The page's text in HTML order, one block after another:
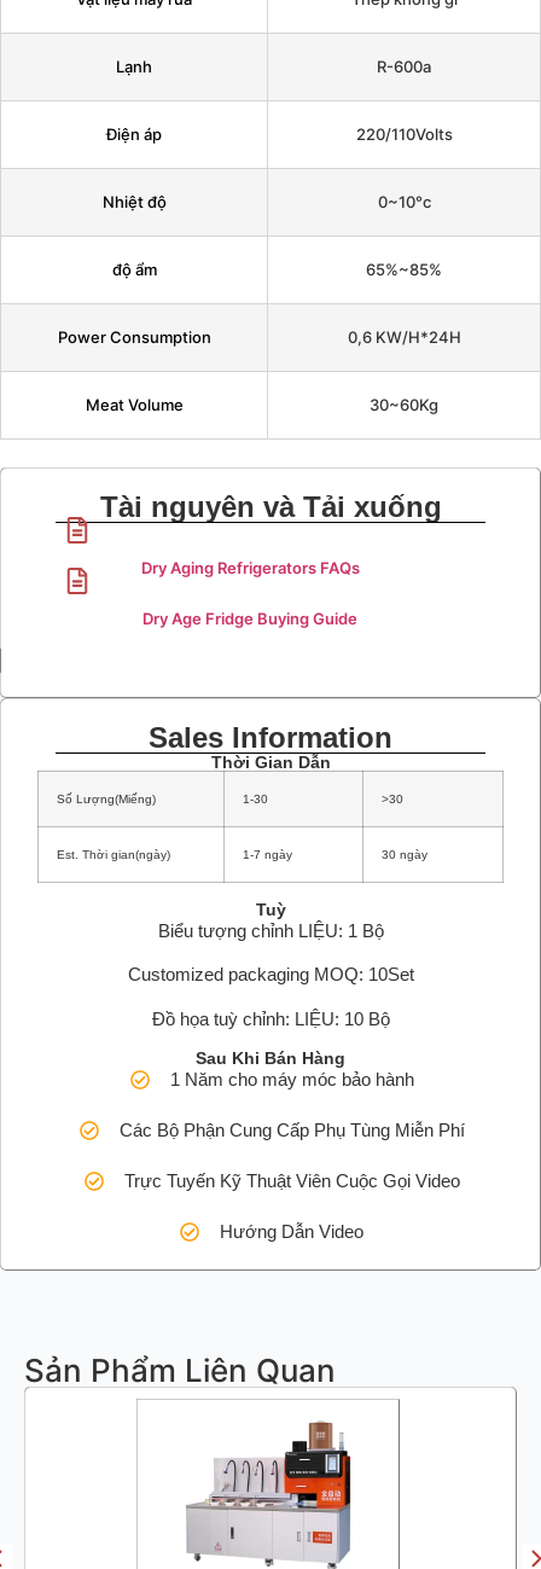
Lạnh R-600a
Điện áp 220/110Volts
Nhiệt độ 0~10°c
độ ẩm 65%~85%
Power Consumption 0,6 KW/H*24H
Meat Volume 30~60Kg
Tài nguyên và Tải xuống
Dry Aging Refrigerators FAQs
Dry Age Fridge Buying Guide
Sales Information
Thời Gian Dẫn
Số Lượng(Miếng) 1-30 >30
Est. Thời gian(ngày) 1-7 ngày 30 ngày
Tuỳ
Biểu tượng chỉnh LIỆU: 1 Bộ
Customized packaging MOQ: 10Set
Đồ họa tuỳ chỉnh: LIỆU: 10 Bộ
Sau Khi Bán Hàng
1 Năm cho máy móc bảo hành
Các Bộ Phận Cung Cấp Phụ Tùng Miễn Phí
Trực Tuyến Kỹ Thuật Viên Cuộc Gọi Video
Hướng Dẫn Video
Sản Phẩm Liên Quan